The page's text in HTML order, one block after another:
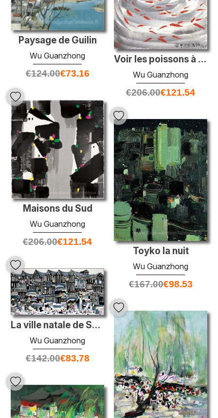
Paysage de Guilin
Wu Guanzhong
€124.00€73.16
Voir les poissons à Flower Harbor
Wu Guanzhong
€206.00€121.54
Maisons du Sud
Wu Guanzhong
€206.00€121.54
Toyko la nuit
Wu Guanzhong
€167.00€98.53
La ville natale de Shakespeare
Wu Guanzhong
€142.00€83.78